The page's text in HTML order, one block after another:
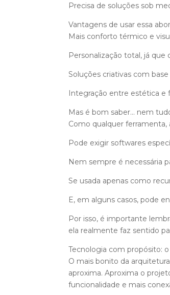
Precisa de soluções sob
Vantagens de usar essa
Mais conforto térmico e
Personalização total, já que
Soluções criativas com
Integração entre estética e
Mas é bom saber… nem
Como qualquer
Pode exigir softwares
Nem sempre é necessária
Se usada apenas como
E, em alguns casos, pode
Por isso, é importante
ela realmente faz sentido
Tecnologia com propósito:
O mais bonito da
aproxima. Aproxima o
funcionalidade e mais